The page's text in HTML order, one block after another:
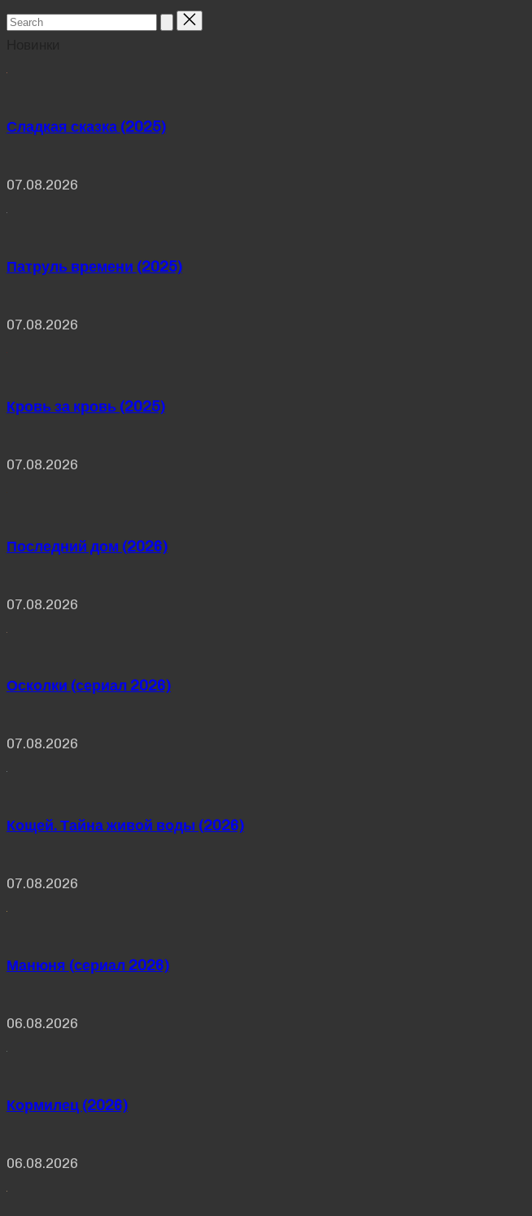
Search
Сладкая сказка (2025)
07.08.2026
Патруль времени (2025)
07.08.2026
Кровь за кровь (2025)
07.08.2026
Последний дом (2026)
07.08.2026
Осколки (сериал 2026)
07.08.2026
Кощей. Тайна живой воды (2026)
07.08.2026
Манюня (сериал 2026)
06.08.2026
Кормилец (2026)
06.08.2026